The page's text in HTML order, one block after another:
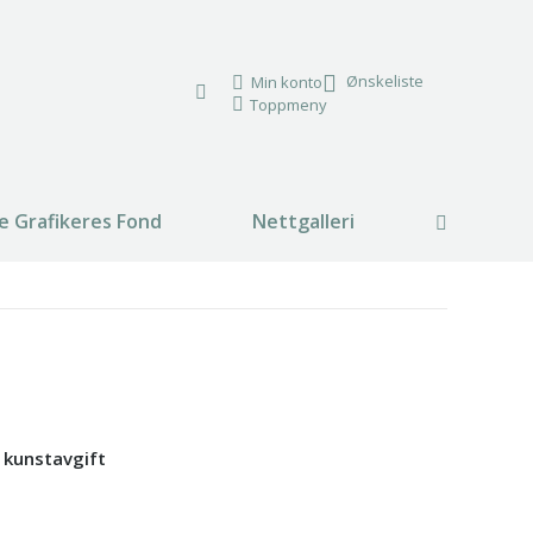
Min konto
Ønskeliste
Toppmeny
Grafikeres Fond Nettgalleri Search:
kunstavgift